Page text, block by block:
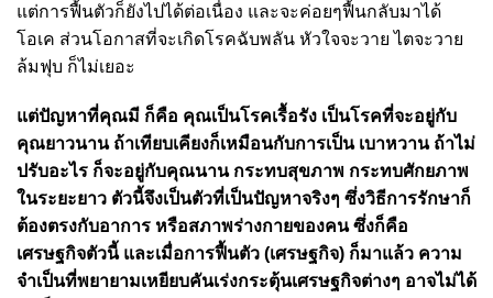
แต่การฟื้นตัวก็ยังไปได้ต่อเนื่อง และจะค่อยๆฟื้นกลับมาได้
โอเค ส่วนโอกาสที่จะเกิดโรคฉับพลัน หัวใจจะวาย ไตจะวาย
ล้มฟุบ ก็ไม่เยอะ
แต่ปัญหาที่คุณมี ก็คือ คุณเป็นโรคเรื้อรัง เป็นโรคที่จะอยู่กับ
คุณยาวนาน ถ้าเทียบเคียงก็เหมือนกับการเป็น เบาหวาน ถ้าไม่
ปรับอะไร ก็จะอยู่กับคุณนาน กระทบสุขภาพ กระทบศักยภาพ
ในระยะยาว ตัวนี้จึงเป็นตัวที่เป็นปัญหาจริงๆ ซึ่งวิธีการรักษาก็
ต้องตรงกับอาการ หรือสภาพร่างกายของคน ซึ่งก็คือ
เศรษฐกิจตัวนี้ และเมื่อการฟื้นตัว (เศรษฐกิจ) ก็มาแล้ว ความ
จำเป็นที่พยายามเหยียบคันเร่งกระตุ้นเศรษฐกิจต่างๆ อาจไม่ได้